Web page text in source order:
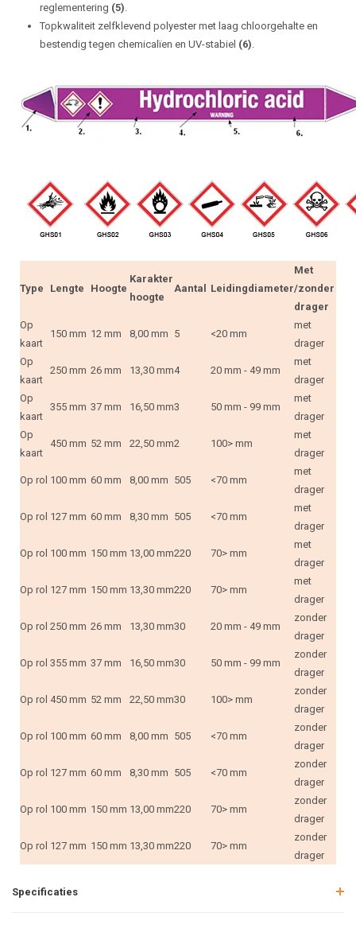
reglementering (5).
Topkwaliteit zelfklevend polyester met laag chloorgehalte en
bestendig tegen chemicalïen en UV-stabiel (6).
Type Lengte Hoogte
Karakter
hoogte
Aantal Leidingdiameter
Met
/zonder
drager
Op
kaart
150 mm 12 mm 8,00 mm 5 <20 mm
met
drager
Op
kaart
250 mm 26 mm 13,30 mm4 20 mm - 49 mm
met
drager
Op
kaart
355 mm 37 mm 16,50 mm3 50 mm - 99 mm
met
drager
Op
kaart
450 mm 52 mm 22,50 mm2 100> mm
met
drager
Op rol 100 mm 60 mm 8,00 mm 505 <70 mm
met
drager
Op rol 127 mm 60 mm 8,30 mm 505 <70 mm
met
drager
Op rol 100 mm 150 mm 13,00 mm220 70> mm
met
drager
Op rol 127 mm 150 mm 13,30 mm220 70> mm
met
drager
Op rol 250 mm 26 mm 13,30 mm30 20 mm - 49 mm
zonder
drager
Op rol 355 mm 37 mm 16,50 mm30 50 mm - 99 mm
zonder
drager
Op rol 450 mm 52 mm 22,50 mm30 100> mm
zonder
drager
Op rol 100 mm 60 mm 8,00 mm 505 <70 mm
zonder
drager
Op rol 127 mm 60 mm 8,30 mm 505 <70 mm
zonder
drager
Op rol 100 mm 150 mm 13,00 mm220 70> mm
zonder
drager
Op rol 127 mm 150 mm 13,30 mm220 70> mm
zonder
drager
Specificaties